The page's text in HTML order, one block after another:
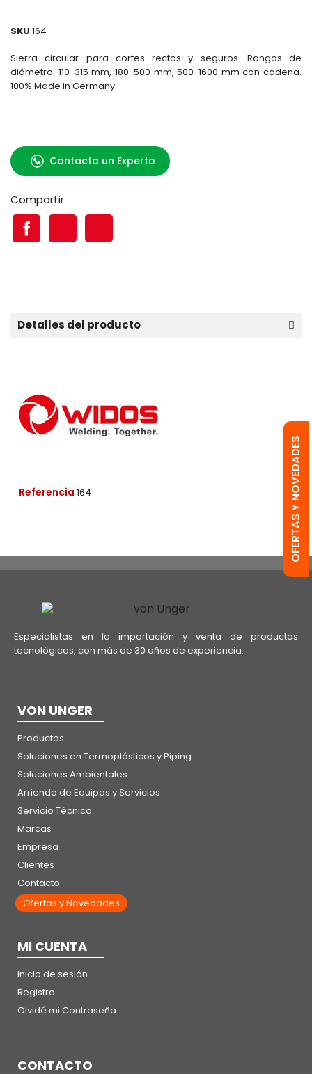
SKU 164
Sierra circular para cortes rectos y seguros. Rangos de
diámetro: 110-315 mm, 180-500 mm, 500-1600 mm con cadena.
100% Made in Germany.
Contacta un Experto
Compartir
Detalles del producto
Referencia 164
Especialistas en la importación y venta de productos
tecnológicos, con más de 30 años de experiencia.
OFERTAS Y NOVEDADES
VON UNGER
Productos
Soluciones en Termoplásticos y Piping
Soluciones Ambientales
Arriendo de Equipos y Servicios
Servicio Técnico
Marcas
Empresa
Clientes
Contacto
Ofertas y Novedades
MI CUENTA
Inicio de sesión
Registro
Olvidé mi Contraseña
CONTACTO